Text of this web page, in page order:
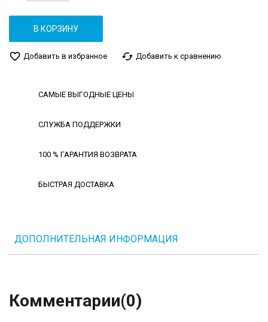
В КОРЗИНУ
favorite_border Добавить в избранное cached Добавить к сравнению
САМЫЕ ВЫГОДНЫЕ ЦЕНЫ
СЛУЖБА ПОДДЕРЖКИ
100 % ГАРАНТИЯ ВОЗВРАТА
БЫСТРАЯ ДОСТАВКА
ДОПОЛНИТЕЛЬНАЯ ИНФОРМАЦИЯ
Комментарии(0)